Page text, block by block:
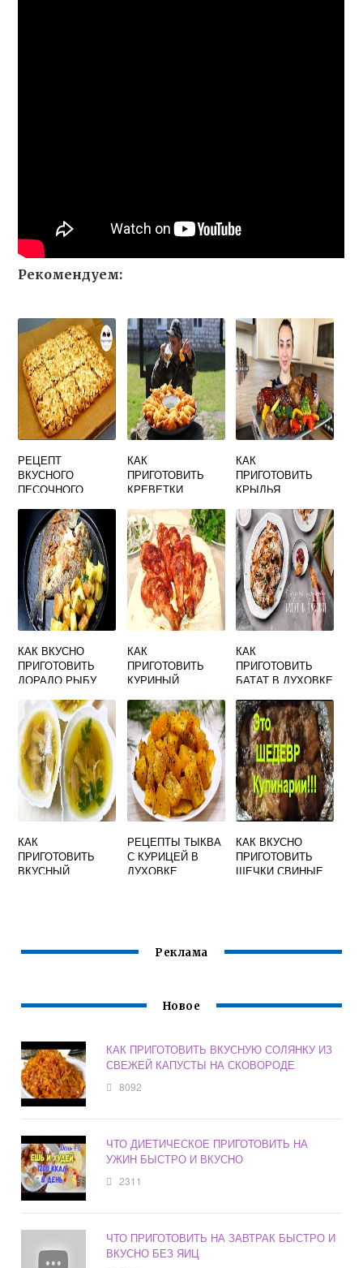
Рекомендуем:
РЕЦЕПТ
ВКУСНОГО
ПЕСОЧНОГО
ПИРОГА
КАК
ПРИГОТОВИТЬ
КРЕВЕТКИ
ВКУСНО
КАК
ПРИГОТОВИТЬ
КРЫЛЬЯ
В ДУХОВКЕ
РЕЦЕПТЫ
КАК ВКУСНО
ПРИГОТОВИТЬ
ДОРАДО РЫБУ
КАК
ПРИГОТОВИТЬ
КУРИНЫЙ
СКОВОРОДЕ
ДОМА ВКУСНО
КАК
ПРИГОТОВИТЬ
БАТАТ В ДУХОВКЕ
КАК
ПРИГОТОВИТЬ
ВКУСНЫЙ
РЕЦЕПТЫ ТЫКВА
С КУРИЦЕЙ В
ДУХОВКЕ
КАК ВКУСНО
ПРИГОТОВИТЬ
ЩЕЧКИ СВИНЫЕ
Реклама
Новое
КАК ПРИГОТОВИТЬ ВКУСНУЮ СОЛЯНКУ ИЗ
СВЕЖЕЙ КАПУСТЫ НА СКОВОРОДЕ
8092
ЧТО ДИЕТИЧЕСКОЕ ПРИГОТОВИТЬ НА
УЖИН БЫСТРО И ВКУСНО
2311
ЧТО ПРИГОТОВИТЬ НА ЗАВТРАК БЫСТРО И
ВКУСНО БЕЗ ЯИЦ